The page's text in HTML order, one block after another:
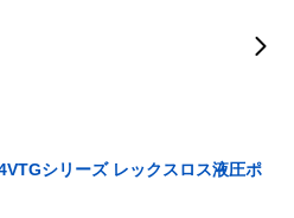
シリーズ レックスロス液圧ポ